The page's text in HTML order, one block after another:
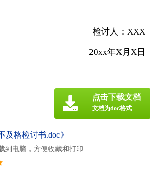
检讨人：XXX
20xx年X月X日
及格检讨书.doc》
到电脑，方便收藏和打印
点击下载文档
文档为doc格式